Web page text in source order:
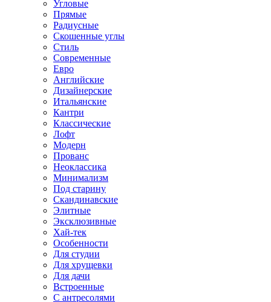
Угловые
Прямые
Радиусные
Скошенные углы
Стиль
Современные
Евро
Английские
Дизайнерские
Итальянские
Кантри
Классические
Лофт
Модерн
Прованс
Неоклассика
Минимализм
Под старину
Скандинавские
Элитные
Эксклюзивные
Хай-тек
Особенности
Для студии
Для хрущевки
Для дачи
Встроенные
С антресолями